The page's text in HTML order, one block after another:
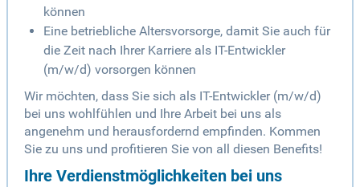
können
Eine betriebliche Altersvorsorge, damit Sie auch für
die Zeit nach Ihrer Karriere als IT-Entwickler
(m/w/d) vorsorgen können
Wir möchten, dass Sie sich als IT-Entwickler (m/w/d)
bei uns wohlfühlen und Ihre Arbeit bei uns als
angenehm und herausfordernd empfinden. Kommen
Sie zu uns und profitieren Sie von all diesen Benefits!
Ihre Verdienstmöglichkeiten bei uns